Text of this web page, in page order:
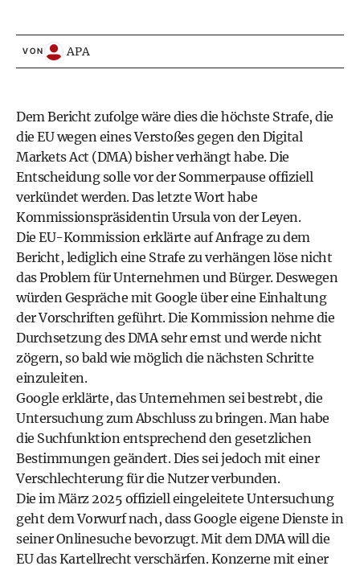
VON APA
Dem Bericht zufolge wäre dies die höchste Strafe, die
die EU wegen eines Verstoßes gegen den Digital
Markets Act (DMA) bisher verhängt habe. Die
Entscheidung solle vor der Sommerpause offiziell
verkündet werden. Das letzte Wort habe
Kommissionspräsidentin Ursula von der Leyen.
Die EU-Kommission erklärte auf Anfrage zu dem
Bericht, lediglich eine Strafe zu verhängen löse nicht
das Problem für Unternehmen und Bürger. Deswegen
würden Gespräche mit Google über eine Einhaltung
der Vorschriften geführt. Die Kommission nehme die
Durchsetzung des DMA sehr ernst und werde nicht
zögern, so bald wie möglich die nächsten Schritte
einzuleiten.
Google erklärte, das Unternehmen sei bestrebt, die
Untersuchung zum Abschluss zu bringen. Man habe
die Suchfunktion entsprechend den gesetzlichen
Bestimmungen geändert. Dies sei jedoch mit einer
Verschlechterung für die Nutzer verbunden.
Die im März 2025 offiziell eingeleitete Untersuchung
geht dem Vorwurf nach, dass Google eigene Dienste in
seiner Onlinesuche bevorzugt. Mit dem DMA will die
EU das Kartellrecht verschärfen. Konzerne mit einer